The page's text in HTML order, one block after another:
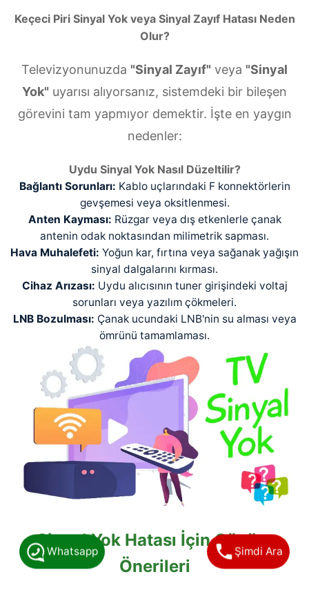
Keçeci Piri Sinyal Yok veya Sinyal Zayıf Hatası Neden
Olur?
Televizyonunuzda "Sinyal Zayıf" veya "Sinyal
Yok" uyarısı alıyorsanız, sistemdeki bir bileşen
görevini tam yapmıyor demektir. İşte en yaygın
nedenler:
Uydu Sinyal Yok Nasıl Düzeltilir?
Bağlantı Sorunları: Kablo uçlarındaki F konnektörlerin
gevşemesi veya oksitlenmesi.
Anten Kayması: Rüzgar veya dış etkenlerle çanak
antenin odak noktasından milimetrik sapması.
Hava Muhalefeti: Yoğun kar, fırtına veya sağanak yağışın
sinyal dalgalarını kırması.
Cihaz Arızası: Uydu alıcısının tuner girişindeki voltaj
sorunları veya yazılım çökmeleri.
LNB Bozulması: Çanak ucundaki LNB'nin su alması veya
ömrünü tamamlaması.
Sinyal Yok Hatası İçin Çözüm
Önerileri
Şimdi Ara
Whatsapp